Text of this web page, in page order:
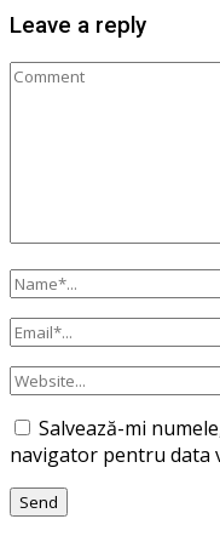
Leave a reply
Salvează-mi
navigator pentru data